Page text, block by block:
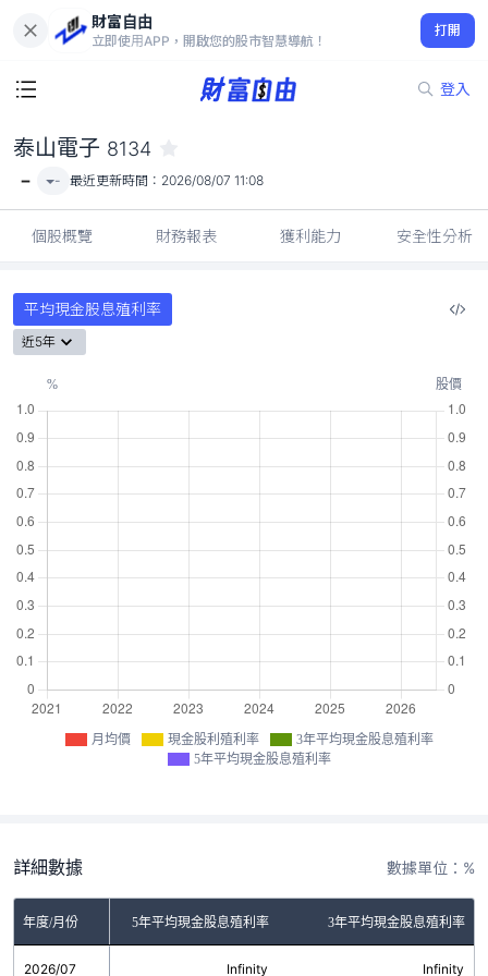
財富自由
立即使用APP，開啟您的股市智慧導航！
打開
登入
-
泰山電子 8134
- - 最近更新時間： 2026/08/07 11:08
個股概覽 財務報表 獲利能力 安全性分析
平均現金股息殖利率
近5年
月均價 現金股利殖利率
3年平均現金股息殖利率
5年平均現金股息殖利率
詳細數據 數據單位：%
年度/月份
股利殖利率 5年平均現金股息殖利率 3年平均現金股息殖利率
2026/07
無 Infinity Infinity